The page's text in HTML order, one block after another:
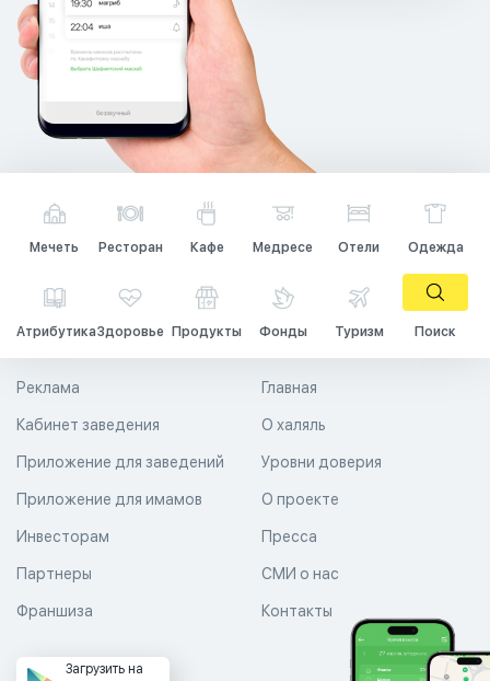
Мечеть Ресторан Кафе Медресе Отели Одежда
АтрибутикаЗдоровье Продукты Фонды Туризм Поиск
Главная
О халяль
Уровни доверия
Реклама
Кабинет заведения
Приложение для заведений
Приложение для имамов О проекте
Пресса
СМИ о нас
Контакты
Инвесторам
Партнеры
Франшиза
Загрузить на